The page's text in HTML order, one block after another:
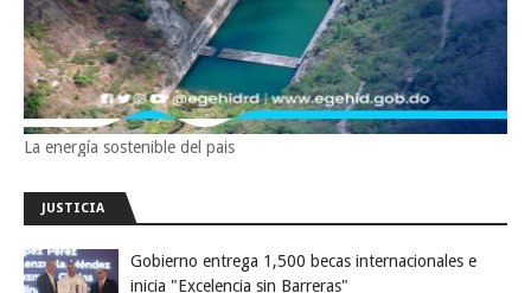
La energía sostenible del pais
JUSTICIA
Gobierno entrega 1,500 becas internacionales e
inicia "Excelencia sin Barreras"